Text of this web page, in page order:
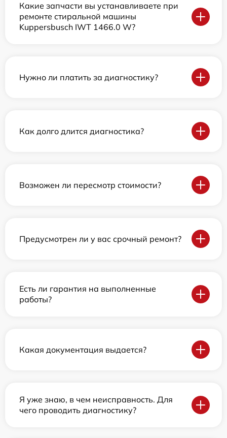
Какие запчасти вы устанавливаете при
ремонте стиральной машины
Kuppersbusch IWT 1466.0 W?
Нужно ли платить за диагностику?
Как долго длится диагностика?
Возможен ли пересмотр стоимости?
Предусмотрен ли у вас срочный ремонт?
Есть ли гарантия на выполненные
работы?
Какая документация выдается?
Я уже знаю, в чем неисправность. Для
чего проводить диагностику?